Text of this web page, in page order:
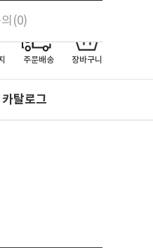
그인
주문배송 장바구니
카탈로그
(0)